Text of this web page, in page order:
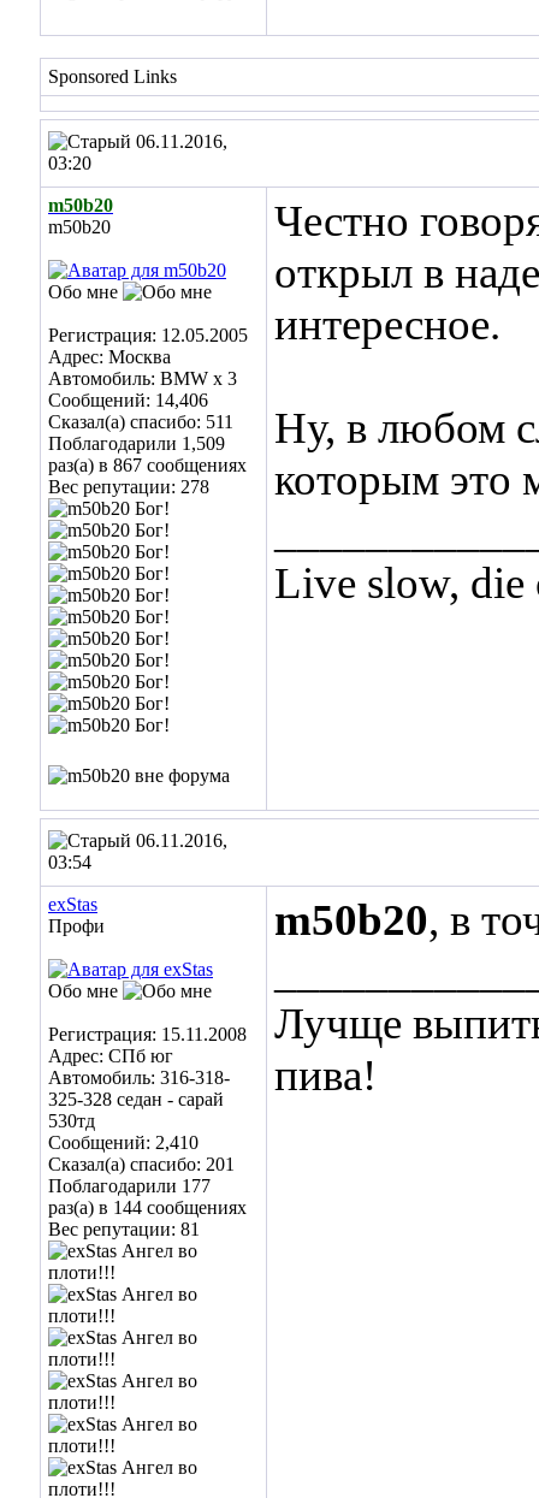
Sponsored Links
06.11.2016,
03:20
m50b20
m50b20
Обо мне
Регистрация: 12.05.2005
Адрес: Москва
Автомобиль: BMW x 3
Сообщений: 14,406
Сказал(а) спасибо: 511
Поблагодарили 1,509
раз(а) в 867 сообщениях
Вес репутации: 278
Честно
открыл в
интересное.
Ну, в любом
которым это
Live slow, die
06.11.2016,
03:54
exStas
Профи
Обо мне
Регистрация: 15.11.2008
Адрес: СПб юг
Автомобиль: 316-318-
325-328 седан - сарай
530тд
Сообщений: 2,410
Сказал(а) спасибо: 201
Поблагодарили 177
раз(а) в 144 сообщениях
Вес репутации: 81
m50b20, в
Лучще
пива!